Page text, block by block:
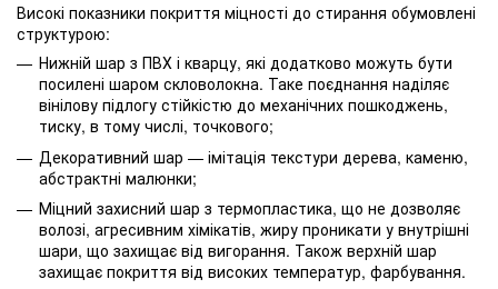
Високі показники покриття міцності до стирання обумовлені
структурою:
Нижній шар з ПВХ і кварцу, які додатково можуть бути
посилені шаром скловолокна. Таке поєднання наділяє
вінілову підлогу стійкістю до механічних пошкоджень,
тиску, в тому числі, точкового;
Декоративний шар — імітація текстури дерева, каменю,
абстрактні малюнки;
Міцний захисний шар з термопластика, що не дозволяє
волозі, агресивним хімікатів, жиру проникати у внутрішні
шари, що захищає від вигорання. Також верхній шар
захищає покриття від високих температур, фарбування.